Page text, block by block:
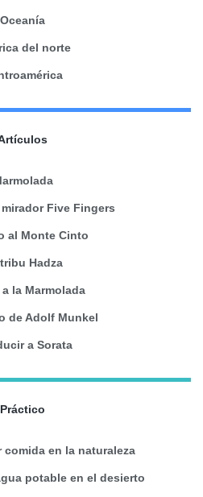
Oceanía
del norte
Five Fingers
al Monte Cinto
Hadza
la Marmolada
de Adolf Munkel
a Sorata
Práctico
en la naturaleza
potable en el desierto